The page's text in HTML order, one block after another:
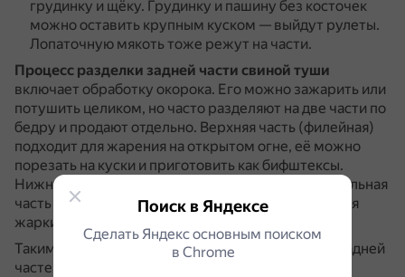
грудинку и щёку. Грудинку и пашину без косточек
можно оставить крупным куском — выйдут рулеты.
Лопаточную мякоть тоже режут на части.
Процесс разделки задней части свиной туши
включает обработку окорока. Его можно зажарить или
потушить целиком, но часто разделяют на две части по
бедру и продают отдельно. Верхняя часть (филейная)
подходит для жарения на открытом огне, её можно
порезать на куски и приготовить как бифштексы.
Нижняя часть — нога, в ней меньше мяса, значительная
часть приходится на кость, но она тоже годится для
жарки, её можно засолить и отваривать.
Таким образом, процессы разделки передней и задней
частей свиной туши отличаются по обработке
Поиск в Яндексе
Сделать Яндекс основным поиском
в Сhrome